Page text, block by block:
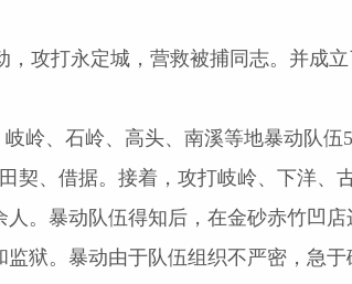
攻打永定城，营救被捕同志。并成
岭、石岭、高头、南溪等地暴动队伍
契、借据。接着，攻打岐岭、下洋、
。暴动队伍得知后，在金砂赤竹凹
狱。暴动由于队伍组织不严密，急于